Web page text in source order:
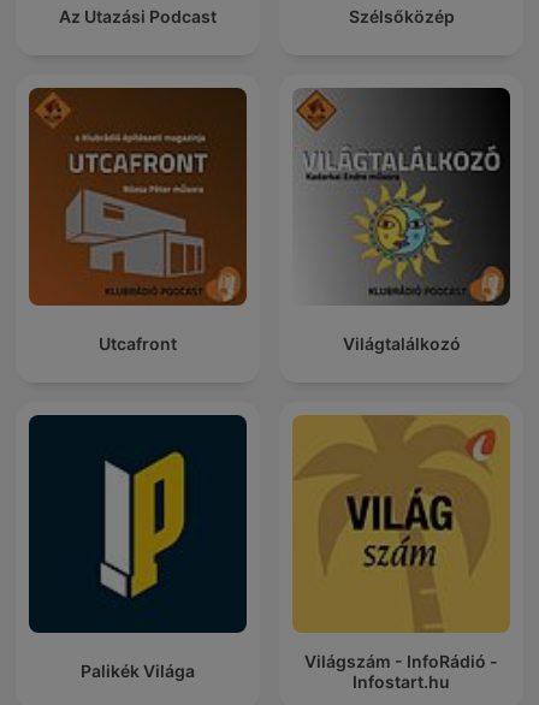
Az Utazási Podcast Szélsőközép
Utcafront Világtalálkozó
Palikék Világa
Világszám - InfoRádió -
Infostart.hu